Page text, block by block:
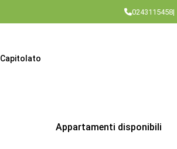
0243115458|
Capitolato
Appartamenti disponibili